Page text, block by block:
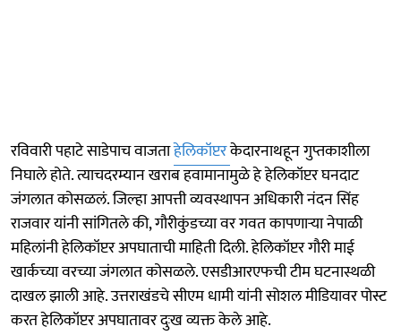
रविवारी पहाटे साडेपाच वाजताहेलिकॉप्टरकेदारनाथहून गुप्तकाशीला
निघाले होते. त्याचदरम्यान खराब हवामानामुळे हे हेलिकॉप्टर घनदाट
जंगलात कोसळलं. जिल्हा आपत्ती व्यवस्थापन अधिकारी नंदन सिंह
राजवार यांनी सांगितले की, गौरीकुंडच्या वर गवत कापणाऱ्या नेपाळी
महिलांनी हेलिकॉप्टर अपघाताची माहिती दिली. हेलिकॉप्टर गौरी माई
खार्कच्या वरच्या जंगलात कोसळले. एसडीआरएफची टीम घटनास्थळी
दाखल झाली आहे. उत्तराखंडचे सीएम धामी यांनी सोशल मीडियावर पोस्ट
करत हेलिकॉप्टर अपघातावर दुःख व्यक्त केले आहे.